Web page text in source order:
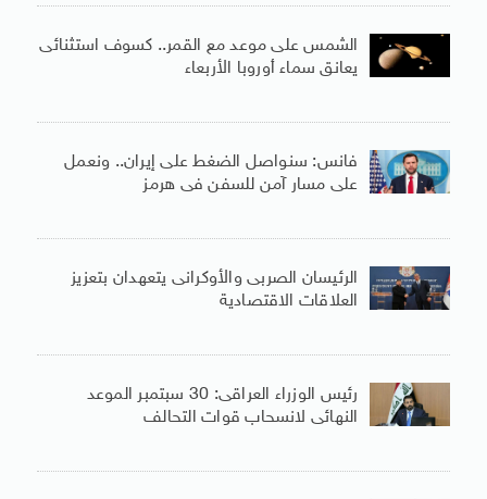
الشمس على موعد مع القمر.. كسوف استثنائى
يعانق سماء أوروبا الأربعاء
فانس: سنواصل الضغط على إيران.. ونعمل
على مسار آمن للسفن فى هرمز
الرئيسان الصربى والأوكرانى يتعهدان بتعزيز
العلاقات الاقتصادية
رئيس الوزراء العراقى: 30 سبتمبر الموعد
النهائى لانسحاب قوات التحالف